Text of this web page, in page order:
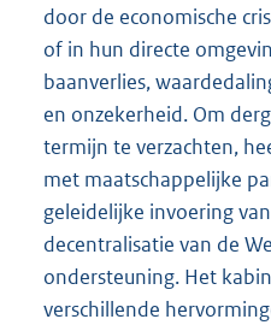
door de economische
of in hun directe
baanverlies,
en onzekerheid. Om
termijn te verzachten,
met maatschappelijke
geleidelijke invoering
decentralisatie van de
ondersteuning. Het
verschillende